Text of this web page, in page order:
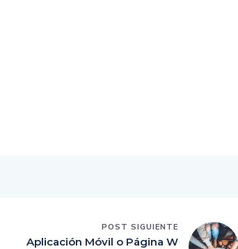
POST SIGUIENTE
Aplicación Móvil o Página W